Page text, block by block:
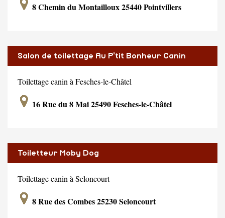
8 Chemin du Montailloux 25440 Pointvillers
Salon de toilettage Au P'tit Bonheur Canin
Toilettage canin à Fesches-le-Châtel
16 Rue du 8 Mai 25490 Fesches-le-Châtel
Toiletteur Moby Dog
Toilettage canin à Seloncourt
8 Rue des Combes 25230 Seloncourt